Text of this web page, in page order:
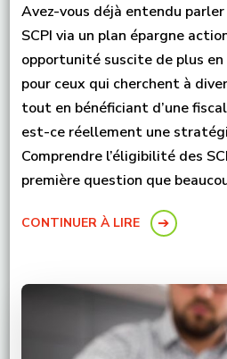
Avez-vous déjà entendu
SCPI via un plan épargne
opportunité suscite de plus
pour ceux qui cherchent à
tout en bénéficiant d’une
est-ce réellement une
Comprendre l’éligibilité des
première question que
CONTINUER À LIRE